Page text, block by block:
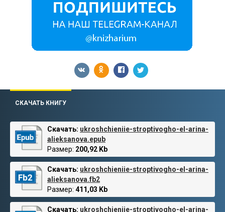
СКАЧАТЬ КНИГУ
Скачать: ukroshchieniie-stroptivogho-el-arina-
alieksanova.epub
Размер: 200,92 Kb
Скачать: ukroshchieniie-stroptivogho-el-arina-
alieksanova.fb2
Размер: 411,03 Kb
Скачать: ukroshchieniie-stroptivogho-el-arina-